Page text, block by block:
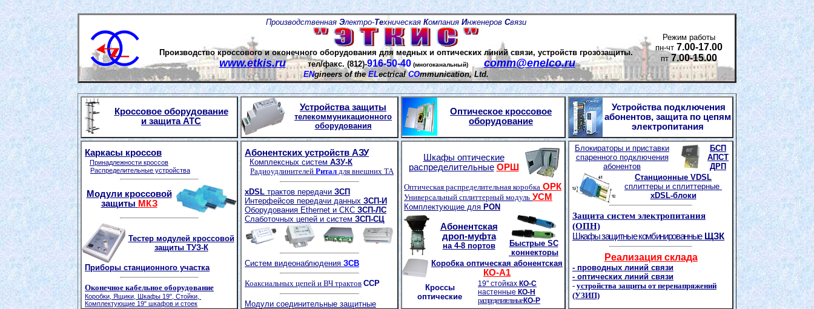
Производственная Электро-Техническая Компания Инженеров Связи
Производство кроссового и оконечного оборудования для медных и оптических линий связи, устройств грозозащиты.
www.etkis.ru тел/факс. (812)-916-50-40(многоканальный) comm@enelco.ru
ENgineers of the ELectricalCOmmunication,Ltd.
Режим работы
пн-чт7.00-17.00
пт7.00-15.00
Кроссовое оборудование
и защита АТС
Устройства защиты
телекоммуникационного
оборудования
Оптическое кроссовое
оборудование
Устройства подключения
абонентов, защита по цепям
электропитания
Каркасы кроссов
Принадлежности кроссов
Распределительные устройства
Модули кроссовой
защиты МКЗ
Тестер модулей кроссовой
защиты ТУЗ-К
Приборы станционного участка
Оконечное кабельное оборудование
Коробки, Ящики, Шкафы 19" , Стойки,
Комплектующие 19" шкафов и стоек
Абонентских устройств АЗУ
Комплексных систем АЗУ-К
Радиоудлинителей Ритал для внешних ТА
xDSL трактов передачи ЗСП
Интерфейсов передачи данных ЗСП-И
Оборудования Ethernet и СКС ЗСП-ЛС
Слаботочных цепей и систем ЗСП-СЦ
Систем видеонаблюдения ЗСВ
Коаксиальных цепей и ВЧ трактов ССР
Модули соединительные защитные
Шкафы оптические
распределительные ОРШ
Оптическая распределительная коробка ОРК
Универсальный сплиттерный модуль УСМ
Комплектующие для PON
Абонентская
дроп-муфта
на 4-8 портов Быстрые SC
коннекторы
Коробка оптическая абонентская
КО-А1
Кроссы
оптические
19" стойках КО-С
настенные КО-Н
распределительные КО-Р
Блокираторы и приставки
спаренного подключения
абонентов
БСП
АПСТ
ДРП
Станционные VDSL
сплиттеры и сплиттерные
xDSL-блоки
Защита систем электропитания
(ОПН)
Шкафы защитные комбинированные ЩЗК
Реализация склада
- проводных линий связи
- оптических линий связи
- устройства защиты от перенапряжений
(УЗИП)